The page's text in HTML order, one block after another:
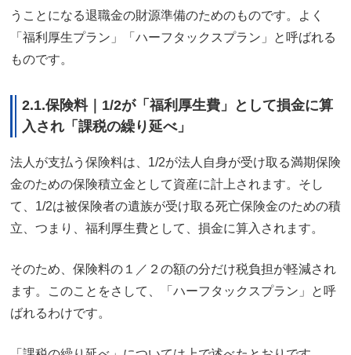
うことになる退職金の財源準備のためのものです。よく
「福利厚生プラン」「ハーフタックスプラン」と呼ばれる
ものです。
2.1.保険料｜1/2が「福利厚生費」として損金に算
入され「課税の繰り延べ」
法人が支払う保険料は、1/2が法人自身が受け取る満期保険
金のための保険積立金として資産に計上されます。そし
て、1/2は被保険者の遺族が受け取る死亡保険金のための積
立、つまり、福利厚生費として、損金に算入されます。
そのため、保険料の１／２の額の分だけ税負担が軽減され
ます。このことをさして、「ハーフタックスプラン」と呼
ばれるわけです。